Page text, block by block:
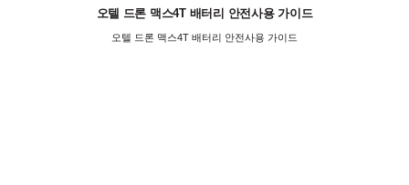
오텔 드론 맥스4T 배터리 안전사용 가이드
오텔 드론 맥스4T 배터리 안전사용 가이드